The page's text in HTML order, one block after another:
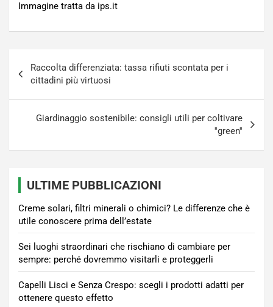
Immagine tratta da ips.it
articoli
Raccolta differenziata: tassa rifiuti scontata per i
cittadini più virtuosi
Giardinaggio sostenibile: consigli utili per coltivare
''green''
ULTIME PUBBLICAZIONI
Creme solari, filtri minerali o chimici? Le differenze che è
utile conoscere prima dell’estate
Sei luoghi straordinari che rischiano di cambiare per
sempre: perché dovremmo visitarli e proteggerli
Capelli Lisci e Senza Crespo: scegli i prodotti adatti per
ottenere questo effetto